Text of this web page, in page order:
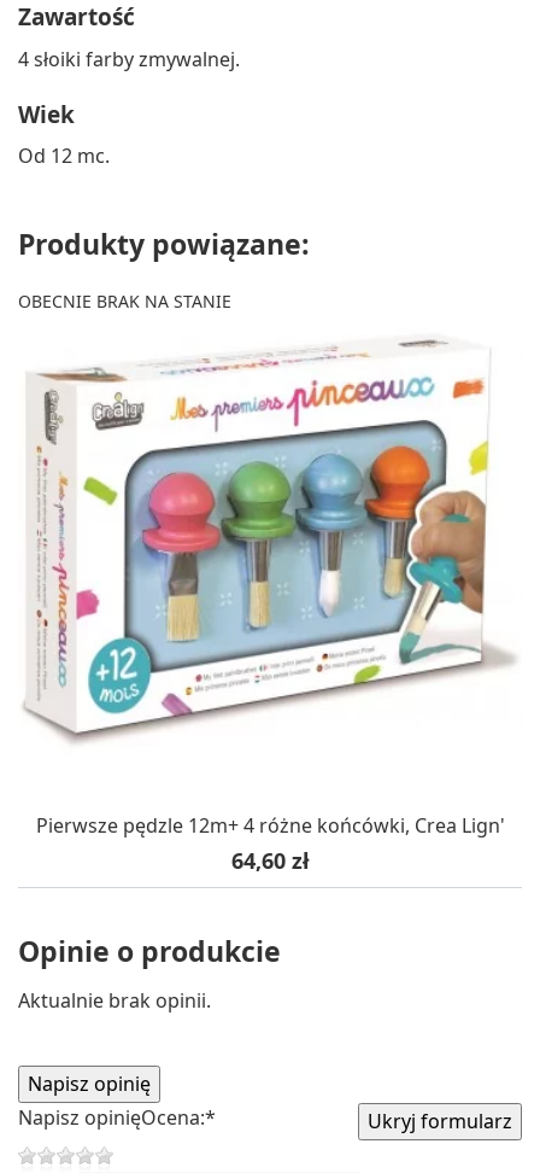
Zawartość
4 słoiki farby zmywalnej.
Wiek
Od 12 mc.
Produkty powiązane:
Pierwsze pędzle 12m+ 4 różne końcówki, Crea Lign'
Cena
64,60 zł
OBECNIE BRAK NA STANIE
Opinie o produkcie
Aktualnie brak opinii.
Napisz opinięOcena:*